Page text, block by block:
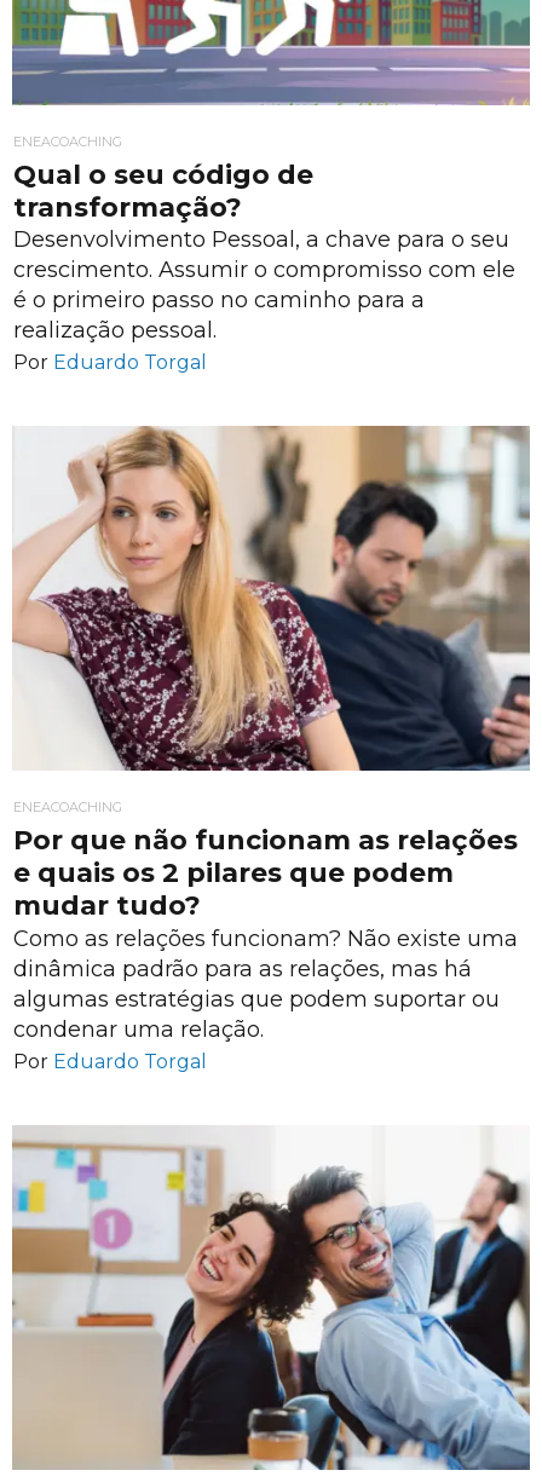
ENEACOACHING
Qual o seu código de
transformação?
Desenvolvimento Pessoal, a chave para o seu
crescimento. Assumir o compromisso com ele
é o primeiro passo no caminho para a
realização pessoal.
Por Eduardo Torgal
ENEACOACHING
Por que não funcionam as relações
e quais os 2 pilares que podem
mudar tudo?
Como as relações funcionam? Não existe uma
dinâmica padrão para as relações, mas há
algumas estratégias que podem suportar ou
condenar uma relação.
Por Eduardo Torgal